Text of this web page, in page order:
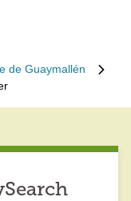
de Guaymallén